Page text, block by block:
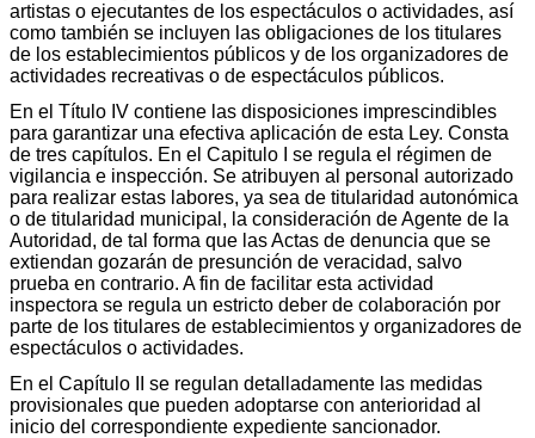
artistas o ejecutantes de los espectáculos o actividades, así
como también se incluyen las obligaciones de los titulares
de los establecimientos públicos y de los organizadores de
actividades recreativas o de espectáculos públicos.
En el Título IV contiene las disposiciones imprescindibles
para garantizar una efectiva aplicación de esta Ley. Consta
de tres capítulos. En el Capitulo I se regula el régimen de
vigilancia e inspección. Se atribuyen al personal autorizado
para realizar estas labores, ya sea de titularidad autonómica
o de titularidad municipal, la consideración de Agente de la
Autoridad, de tal forma que las Actas de denuncia que se
extiendan gozarán de presunción de veracidad, salvo
prueba en contrario. A fin de facilitar esta actividad
inspectora se regula un estricto deber de colaboración por
parte de los titulares de establecimientos y organizadores de
espectáculos o actividades.
En el Capítulo II se regulan detalladamente las medidas
provisionales que pueden adoptarse con anterioridad al
inicio del correspondiente expediente sancionador.